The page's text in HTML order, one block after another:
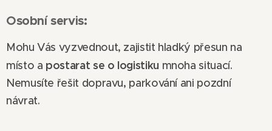
Osobní servis:
Mohu Vás vyzvednout, zajistit hladký přesun na
místo a postarat se o logistiku mnoha situací.
Nemusíte řešit dopravu, parkování ani pozdní
návrat.